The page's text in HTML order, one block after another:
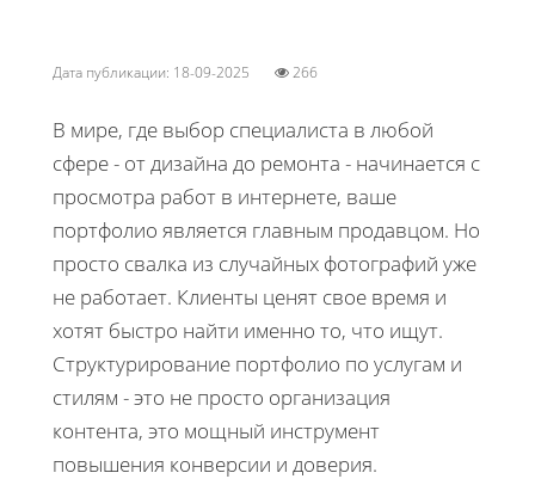
Дата публикации: 18-09-2025 266
В мире, где выбор специалиста в любой
сфере - от дизайна до ремонта - начинается с
просмотра работ в интернете, ваше
портфолио является главным продавцом. Но
просто свалка из случайных фотографий уже
не работает. Клиенты ценят свое время и
хотят быстро найти именно то, что ищут.
Структурирование портфолио по услугам и
стилям - это не просто организация
контента, это мощный инструмент
повышения конверсии и доверия.